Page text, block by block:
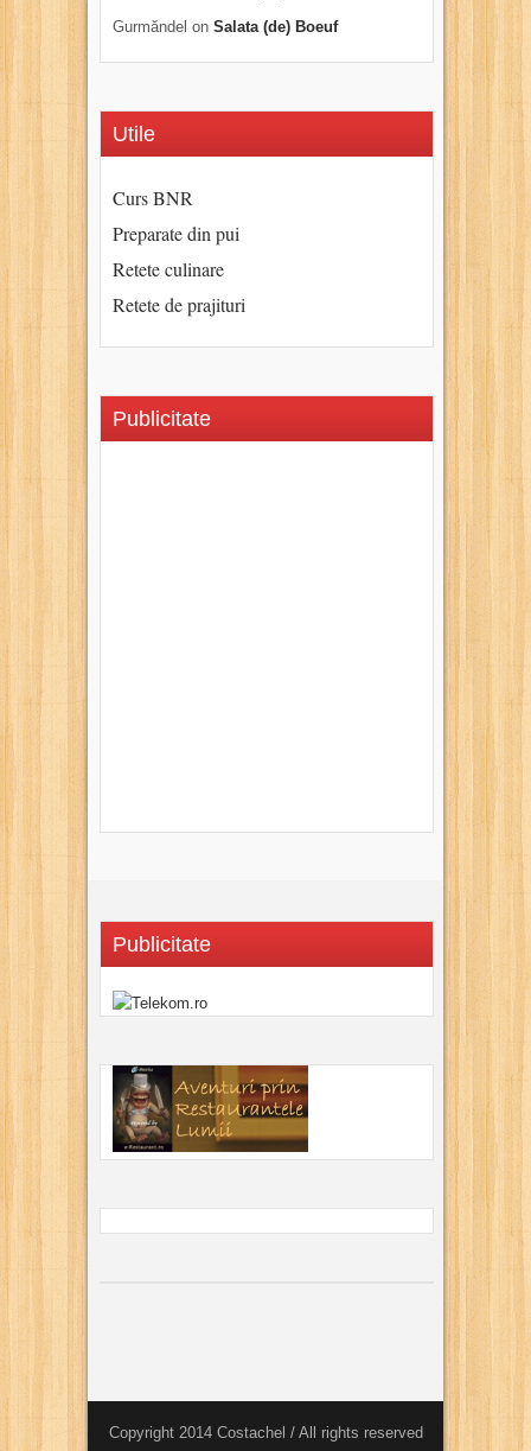
Gurmăndel on Salata (de) Boeuf
Utile
Curs BNR
Preparate din pui
Retete culinare
Retete de prajituri
Publicitate
Publicitate
Copyright 2014 Costachel / All rights reserved